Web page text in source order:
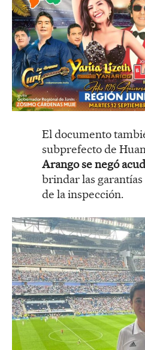
El documento
subprefecto de
Arango se negó
brindar las
de la inspección.